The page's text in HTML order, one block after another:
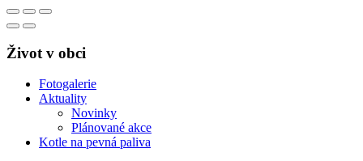
Život v obci
Fotogalerie
Aktuality
Novinky
Plánované akce
Kotle na pevná paliva